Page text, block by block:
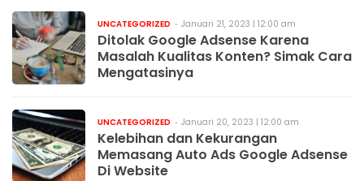
UNCATEGORIZED Januari 21, 2023 | 12:00 am
Ditolak Google Adsense Karena
Masalah Kualitas Konten? Simak Cara
Mengatasinya
UNCATEGORIZED Januari 20, 2023 | 12:00 am
Kelebihan dan Kekurangan
Memasang Auto Ads Google Adsense
Di Website